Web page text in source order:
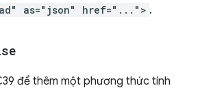
as="json" href="..."> .
để thêm một phương thức tính